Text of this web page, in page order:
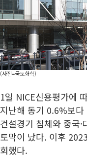
(사진=국도화학)
1일 NICE신용평가에
지난해 동기 0.6%보
건설경기 침체와 중국
토막이 났다. 이후
회했다.